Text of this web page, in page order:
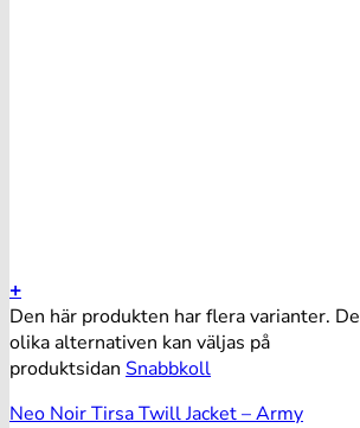
+
Den här produkten har flera varianter. De
olika alternativen kan väljas på
produktsidan Snabbkoll
Neo Noir Tirsa Twill Jacket – Army